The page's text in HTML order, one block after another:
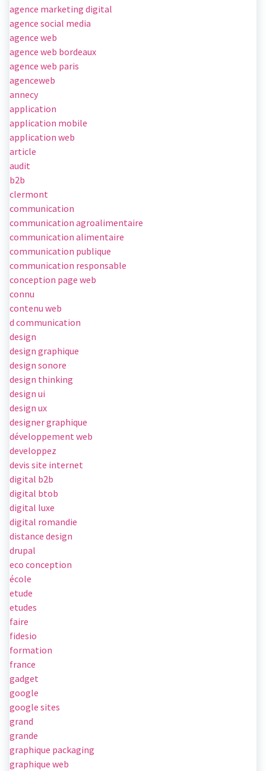
agence marketing digital
agence social media
agence web
agence web bordeaux
agence web paris
agenceweb
annecy
application
application mobile
application web
article
audit
b2b
clermont
communication
communication agroalimentaire
communication alimentaire
communication publique
communication responsable
conception page web
connu
contenu web
d communication
design
design graphique
design sonore
design thinking
design ui
design ux
designer graphique
développement web
developpez
devis site internet
digital b2b
digital btob
digital luxe
digital romandie
distance design
drupal
eco conception
école
etude
etudes
faire
fidesio
formation
france
gadget
google
google sites
grand
grande
graphique packaging
graphique web